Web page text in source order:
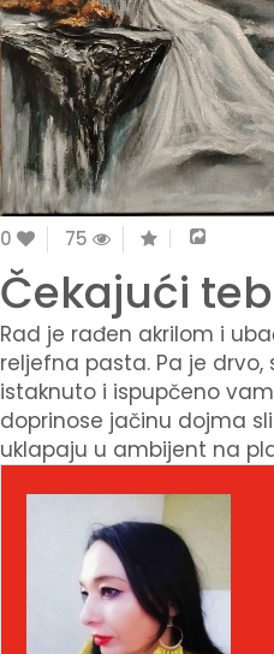
0 75
Čekajući
Rad je rađen akrilom i
reljefna pasta. Pa je drvo,
istaknuto i ispupčeno
doprinose jačinu dojma
uklapaju u ambijent na